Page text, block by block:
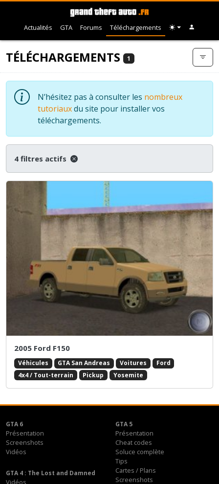
Actualités GTA Forums Téléchargements
TÉLÉCHARGEMENTS 1
N’hésitez pas à consulter les nombreux
tutoriauxdu site pour installer vos
téléchargements.
4 filtres actifs
2005 Ford F150
Véhicules GTA San Andreas Voitures
Ford
4x4 / Tout-terrain
Pickup Yosemite
GTA 6
Présentation
Screenshots
Vidéos
GTA 5
Présentation
Cheat codes
Soluce complète
Tips
Cartes / Plans
Screenshots
GTA 4 : The Lost and Damned
Vidéos